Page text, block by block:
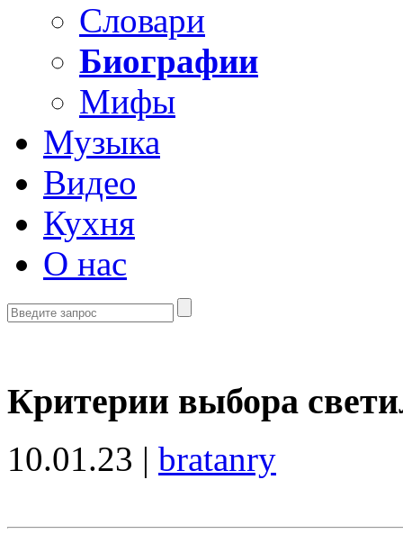
Словари
Биографии
Мифы
Музыка
Видео
Кухня
О нас
Критерии выбора
10.01.23 | bratanry